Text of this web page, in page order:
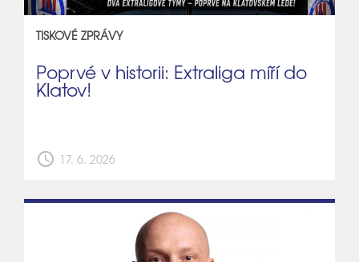
TISKOVÉ ZPRÁVY
Poprvé v historii: Extraliga míří do
Klatov!
schedule 17. 6. 2026